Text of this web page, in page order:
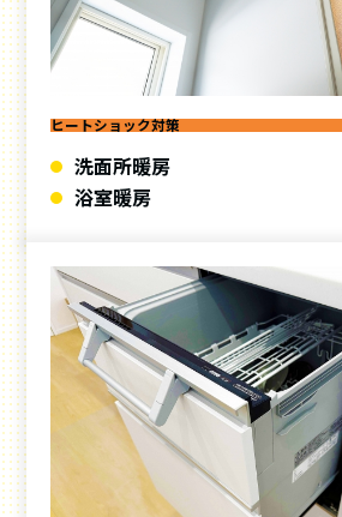
ヒートショック対策
洗面所暖房
浴室暖房